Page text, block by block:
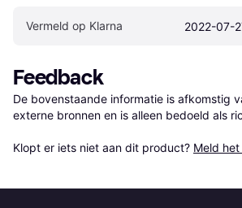
Vermeld op Klarna 2022-07-
Feedback
De bovenstaande informatie is afkomstig
externe bronnen en is alleen bedoeld als
Klopt er iets niet aan dit product? Meld het